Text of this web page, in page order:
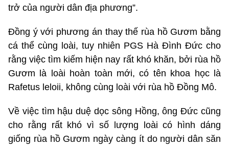
trở của người dân địa phương”.
Đồng ý với phương án thay thế rùa hồ Gươm bằng
cá thể cùng loài, tuy nhiên PGS Hà Đình Đức cho
rằng việc tìm kiếm hiện nay rất khó khăn, bởi rùa hồ
Gươm là loài hoàn toàn mới, có tên khoa học là
Rafetus leloii, không cùng loài với rùa hồ Đồng Mô.
Về việc tìm hậu duệ dọc sông Hồng, ông Đức cũng
cho rằng rất khó vì số lượng loài có hình dáng
giống rùa hồ Gươm ngày càng ít do người dân săn